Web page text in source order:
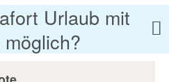
Urlaub mit